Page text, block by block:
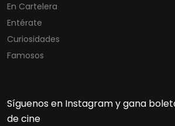
En Cartelera
Entérate
Curiosidades
Famosos
Síguenos en Instagram y gana
de cine